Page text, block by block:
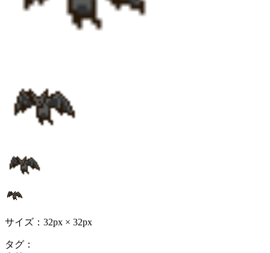
サイズ：32px × 32px
タグ：